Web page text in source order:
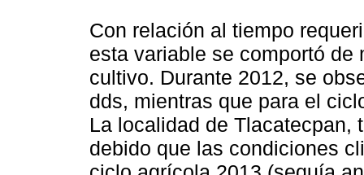
Con relación al tiempo
esta variable se comportó
cultivo. Durante 2012, se
dds, mientras que para el
La localidad de Tlacatecpan,
debido que las condiciones